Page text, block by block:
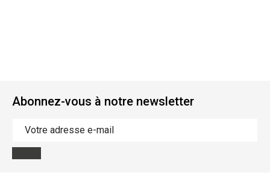
Abonnez-vous à notre newsletter